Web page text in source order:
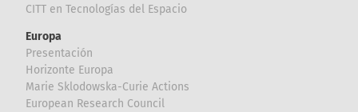
CITT en Tecnologías del Espacio
Europa
Presentación
Horizonte Europa
Marie Sklodowska-Curie Actions
European Research Council